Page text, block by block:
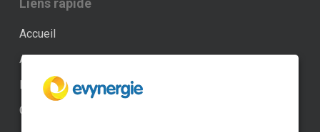
Liens rapide
Accueil
Actualités
Professionnel
Contact